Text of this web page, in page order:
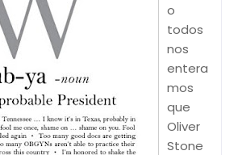
o
todos
nos
entera
mos
que
Oliver
Stone